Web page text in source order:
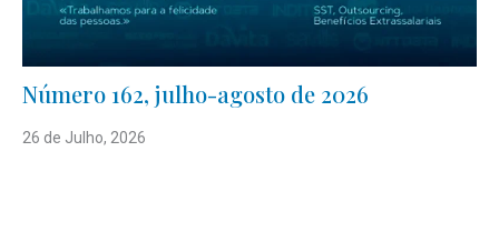
Número 162, julho-agosto de 2026
26 de Julho, 2026